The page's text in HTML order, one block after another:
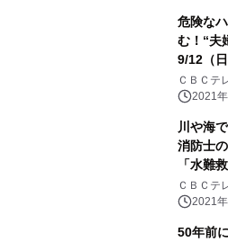
危険な
む！“夫
9/12（
ージ）
ＣＢＣテ
2021
川や海
消防士
「水難
9/5（日
ージ）
ＣＢＣテ
2021
50年前